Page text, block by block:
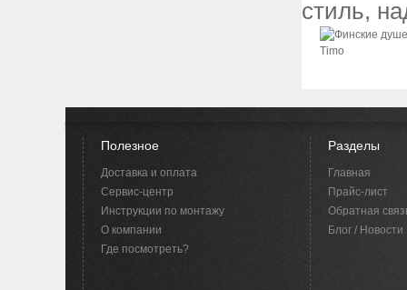
стиль,
Полезное
Доставка и оплата
Сервис-центр
Инструкции по монтажу
O компании
Где посмотреть?
Разделы
Главная
Прайс-лист
Обратная
Блог / Новости